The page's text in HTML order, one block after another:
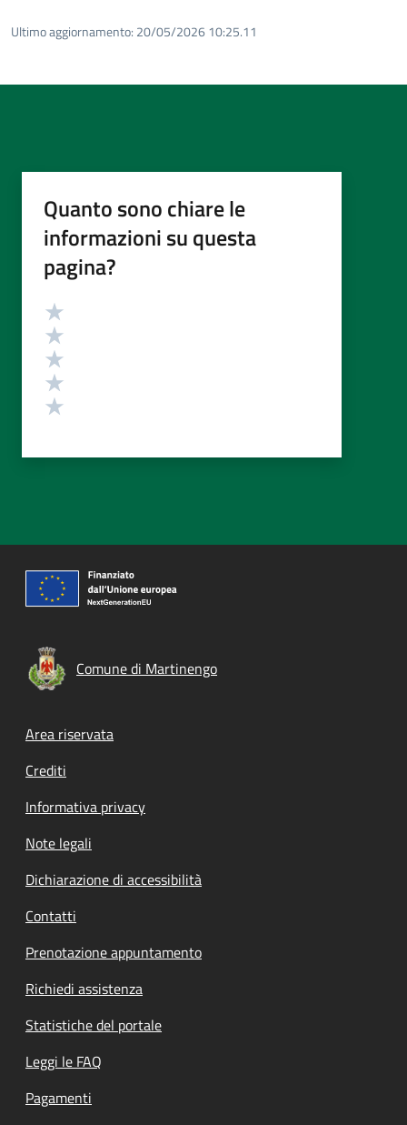
Ultimo aggiornamento: 20/05/2026 10:25.11
Quanto sono chiare le
informazioni su questa
pagina?
Valutazione
Comune di Martinengo
Footer menu
Area riservata
Crediti
Informativa privacy
Note legali
Dichiarazione di accessibilità
Contatti
Prenotazione appuntamento
Richiedi assistenza
Statistiche del portale
Leggi le FAQ
Pagamenti